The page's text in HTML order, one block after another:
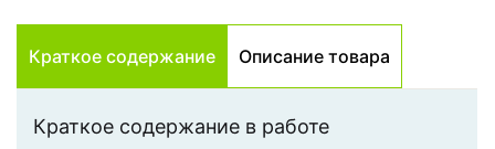
Краткое содержание Описание товара
Краткое содержание в работе